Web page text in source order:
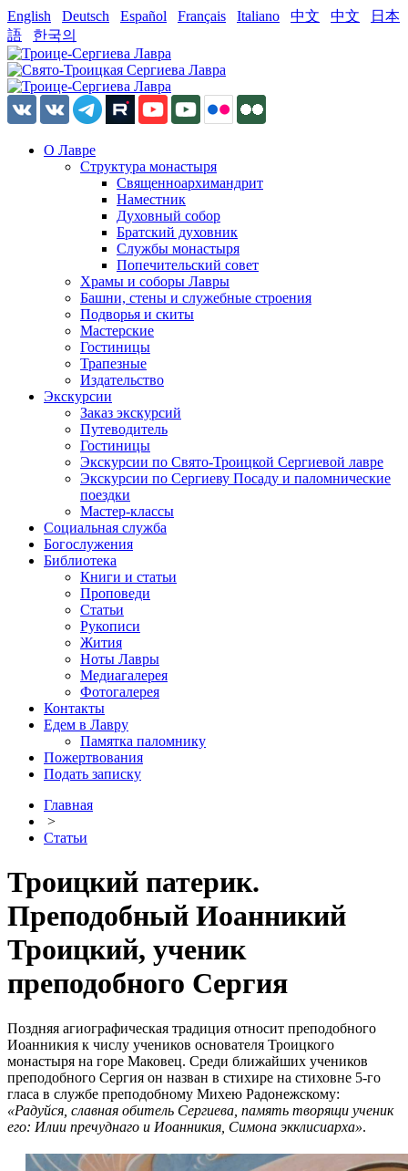
English Deutsch Español Français Italiano 中文 中文
日本
語
한국의
О Лавре
Структура монастыря
Священноархимандрит
Наместник
Духовный собор
Братский духовник
Службы монастыря
Попечительский совет
Храмы и соборы Лавры
Башни, стены и служебные строения
Подворья и скиты
Мастерские
Гостиницы
Трапезные
Издательство
Экскурсии
Заказ экскурсий
Путеводитель
Гостиницы
Экскурсии по Свято-Троицкой Сергиевой лавре
Экскурсии по Сергиеву Посаду и паломнические
поездки
Мастер-классы
Социальная служба
Богослужения
Библиотека
Книги и статьи
Проповеди
Статьи
Рукописи
Жития
Ноты Лавры
Медиагалерея
Фотогалерея
Контакты
Едем в Лавру
Памятка паломнику
Пожертвования
Подать записку
Главная
>
Статьи
Троицкий патерик.
Преподобный Иоанникий
Троицкий, ученик
преподобного Сергия
Поздняя агиографическая традиция относит преподобного
Иоанникия к числу учеников основателя Троицкого
монастыря на горе Маковец. Среди ближайших учеников
преподобного Сергия он назван в стихире на стиховне 5-го
гласа в службе преподобному Михею Радонежскому:
«Радуйся, славная обитель Сергиева, память творящи ученик
его: Илии пречуднаго и Иоанникия, Симона экклисиарха».